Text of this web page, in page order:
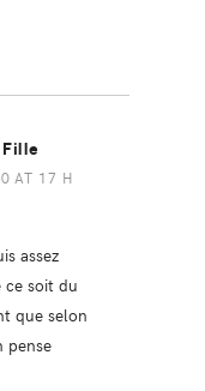
AT 17 H
assez
ce soit du
que selon
pense